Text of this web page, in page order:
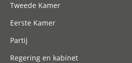
Tweede Kamer
Eerste Kamer
Partij
Regering en kabinet